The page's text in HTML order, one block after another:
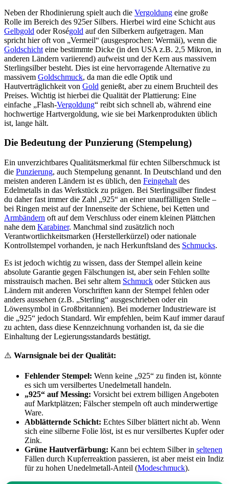
Neben der Rhodinierung spielt auch die Vergoldung eine große
Rolle im Bereich des 925er Silbers. Hierbei wird eine Schicht aus
Gelbgold oder Roségold auf den Silberkern aufgetragen. Man
spricht hier oft von „Vermeil“ (ausgesprochen: Wermäi), wenn die
Goldschicht eine bestimmte Dicke (in den USA z.B. 2,5 Mikron, in
anderen Ländern variierend) aufweist und der Kern aus massivem
Sterlingsilber besteht. Dies ist eine hervorragende Alternative zu
massivem Goldschmuck, da man die edle Optik und
Hautverträglichkeit von Gold genießt, aber zu einem Bruchteil des
Preises. Wichtig ist hierbei die Qualität der Plattierung: Eine
einfache „Flash-Vergoldung“ reibt sich schnell ab, während eine
hochwertige Hartvergoldung, wie sie bei Markenprodukten üblich
ist, lange hält.
Die Bedeutung der Punzierung (Stempelung)
Ein unverzichtbares Qualitätsmerkmal für echten Silberschmuck ist
die Punzierung, auch Stempelung genannt. In Deutschland und den
meisten anderen Ländern ist es üblich, den Feingehalt des
Edelmetalls in das Werkstück zu prägen. Bei Sterlingsilber findest
du daher fast immer die Zahl „925“ an einer unauffälligen Stelle –
bei Ringen meist auf der Innenseite der Schiene, bei Ketten und
Armbändern oft auf dem Verschluss oder einem kleinen Plättchen
nahe dem Karabiner. Manchmal sind zusätzlich noch
Verantwortlichkeitsmarken (Herstellerkürzel) oder nationale
Kontrollstempel vorhanden, je nach Herkunftsland des Schmucks.
Es ist jedoch wichtig zu wissen, dass der Stempel allein keine
absolute Garantie gegen Fälschungen ist, aber sein Fehlen sollte
misstrauisch machen. Bei sehr altem Schmuck oder Stücken aus
Ländern mit anderen Vorschriften kann der Stempel fehlen oder
anders aussehen (z.B. „Sterling“ ausgeschrieben oder ein
Löwensymbol in Großbritannien). Bei moderner Industrieware ist
die „925“ jedoch Standard. Wir empfehlen, beim Kauf immer darauf
zu achten, dass diese Kennzeichnung vorhanden ist, da sie die
Einhaltung der Legierungsstandards bestätigt.
⚠️ Warnsignale bei der Qualität:
Fehlender Stempel: Wenn keine „925“ zu finden ist, könnte
es sich um versilbertes Unedelmetall handeln.
„925“ auf Messing: Vorsicht bei extrem billigen Angeboten
auf Marktplätzen; Fälscher stempeln oft auch minderwertige
Ware.
Abblätternde Schicht: Echtes Silber blättert nicht ab. Wenn
sich eine silberne Folie löst, ist es nur versilbertes Kupfer oder
Zink.
Grüne Hautverfärbung: Kann bei echtem Silber in seltenen
Fällen durch Kupferreaktion passieren, ist aber meist ein Indiz
für zu hohen Unedelmetall-Anteil (Modeschmuck).